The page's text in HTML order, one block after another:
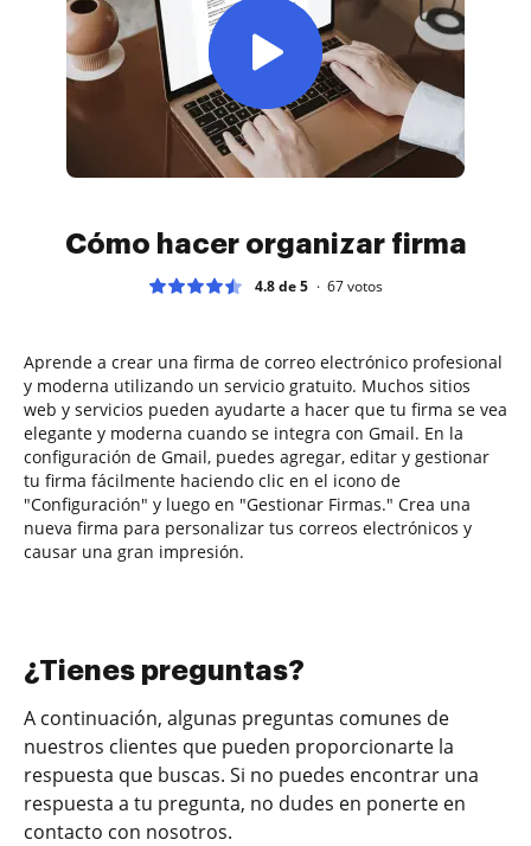
Cómo hacer organizar firma
4.8 de 5 67votos
Aprende a crear una firma de correo electrónico profesional
y moderna utilizando un servicio gratuito. Muchos sitios
web y servicios pueden ayudarte a hacer que tu firma se vea
elegante y moderna cuando se integra con Gmail. En la
configuración de Gmail, puedes agregar, editar y gestionar
tu firma fácilmente haciendo clic en el icono de
"Configuración" y luego en "Gestionar Firmas." Crea una
nueva firma para personalizar tus correos electrónicos y
causar una gran impresión.
¿Tienes preguntas?
A continuación, algunas preguntas comunes de
nuestros clientes que pueden proporcionarte la
respuesta que buscas. Si no puedes encontrar una
respuesta a tu pregunta, no dudes en ponerte en
contacto con nosotros.